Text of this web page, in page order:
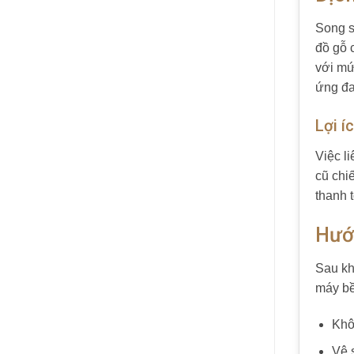
Song
đồ gỗ
với
ứng
Lợi
Việc
cũ
thanh
Sau
máy